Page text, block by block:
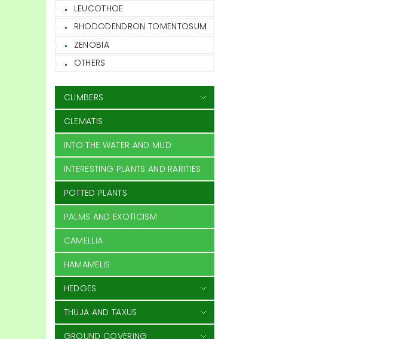
LEUCOTHOE
RHODODENDRON TOMENTOSUM
ZENOBIA
OTHERS
CLIMBERS
CLEMATIS
INTO THE WATER AND MUD
INTERESTING PLANTS AND RARITIES
POTTED PLANTS
PALMS AND EXOTICISM
CAMELLIA
HAMAMELIS
HEDGES
THUJA AND TAXUS
GROUND COVERING